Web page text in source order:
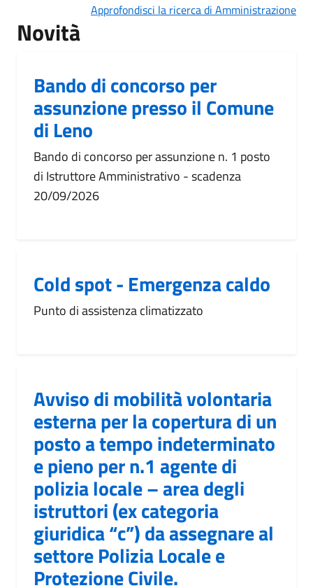
Approfondisci la ricerca di Amministrazione
Novità
Bando di concorso per
assunzione presso il Comune
di Leno
Bando di concorso per assunzione n. 1 posto
di Istruttore Amministrativo - scadenza
20/09/2026
Cold spot - Emergenza caldo
Punto di assistenza climatizzato
Avviso di mobilità volontaria
esterna per la copertura di un
posto a tempo indeterminato
e pieno per n.1 agente di
polizia locale – area degli
istruttori (ex categoria
giuridica “c”) da assegnare al
settore Polizia Locale e
Protezione Civile.